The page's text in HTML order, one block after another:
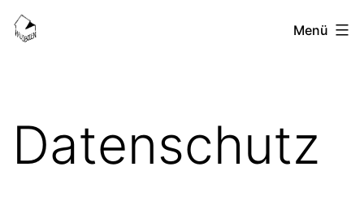
Zum
Inhalt
HausBoden-
Menü
Datenschutz